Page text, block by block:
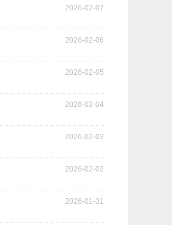
2026-02-07
2026-02-06
2026-02-05
2026-02-04
2026-02-03
2026-02-02
2026-01-31